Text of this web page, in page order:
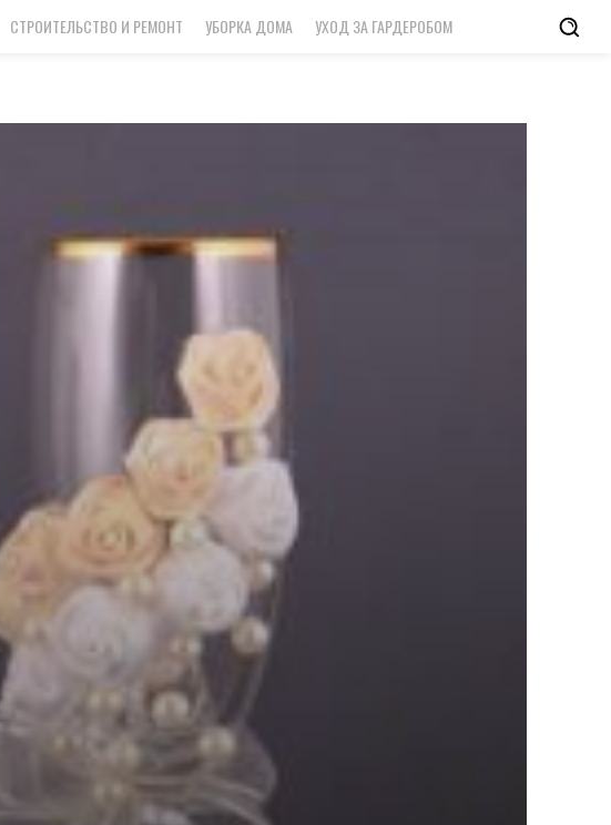
СТРОИТЕЛЬСТВО И РЕМОНТ УБОРКА ДОМА УХОД ЗА ГАРДЕРОБОМ